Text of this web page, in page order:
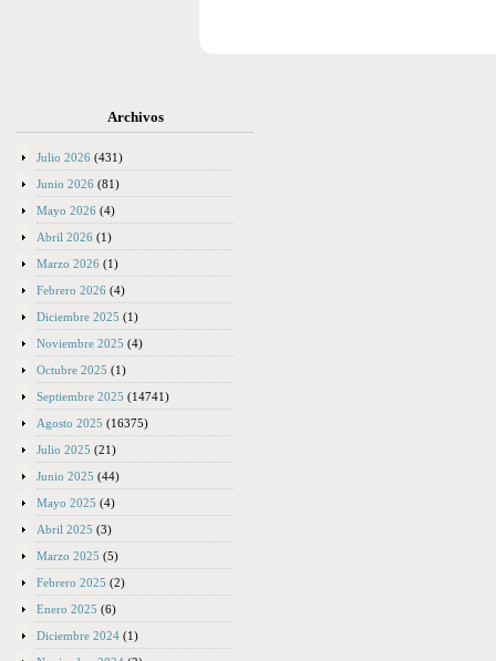
Archivos
Julio 2026 (431)
Junio 2026 (81)
Mayo 2026 (4)
Abril 2026 (1)
Marzo 2026 (1)
Febrero 2026 (4)
Diciembre 2025 (1)
Noviembre 2025 (4)
Octubre 2025 (1)
Septiembre 2025 (14741)
Agosto 2025 (16375)
Julio 2025 (21)
Junio 2025 (44)
Mayo 2025 (4)
Abril 2025 (3)
Marzo 2025 (5)
Febrero 2025 (2)
Enero 2025 (6)
Diciembre 2024 (1)